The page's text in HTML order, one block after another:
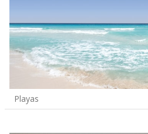
Playas